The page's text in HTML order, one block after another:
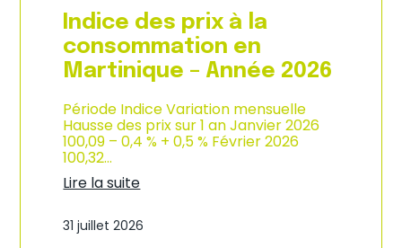
2
6
o
d
u
c
t
o
n
e
’
m
p
Indice des prix à la
consommation en
Martinique – Année 2026
Période Indice Variation mensuelle
Hausse des prix sur 1 an Janvier 2026
100,09 – 0,4 % + 0,5 % Février 2026
100,32…
Lire la suite
n
31 juillet 2026